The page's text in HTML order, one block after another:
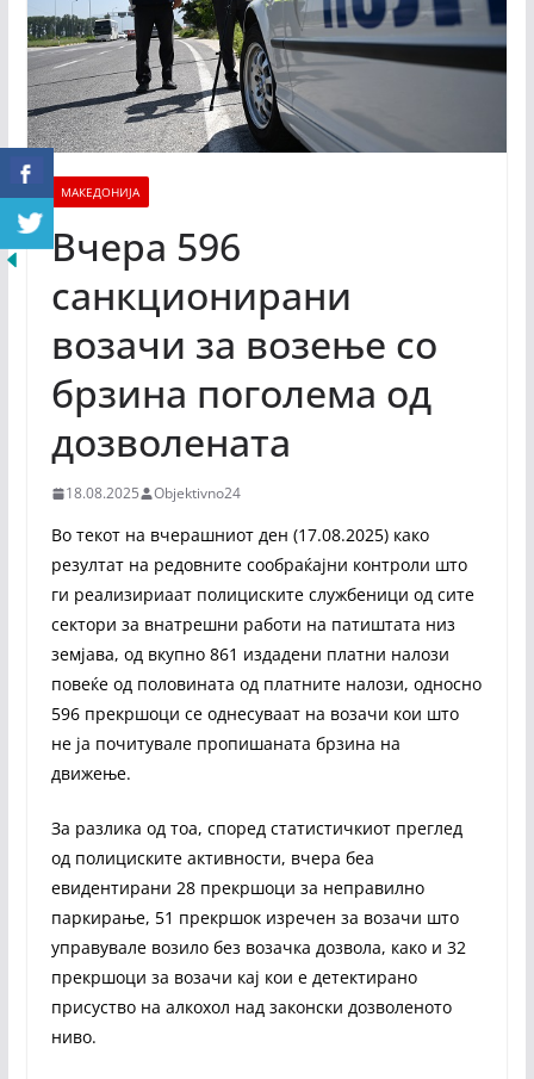
МАКЕДОНИЈА
Вчера 596
санкционирани
возачи за возење со
брзина поголема од
дозволената
18.08.2025 Objektivno24
Во текот на вчерашниот ден (17.08.2025) како
резултат на редовните сообраќајни контроли што
ги реализириаат полициските службеници од сите
сектори за внатрешни работи на патиштата низ
земјава, од вкупно 861 издадени платни налози
повеќе од половината од платните налози, односно
596 прекршоци се однесуваат на возачи кои што
не ја почитувале пропишаната брзина на
движење.
За разлика од тоа, според статистичкиот преглед
од полициските активности, вчера беа
евидентирани 28 прекршоци за неправилно
паркирање, 51 прекршок изречен за возачи што
управувале возилo без возачка дозвола, како и 32
прекршоци за возачи кај кои е детектирано
присуство на алкохол над законски дозволеното
ниво.